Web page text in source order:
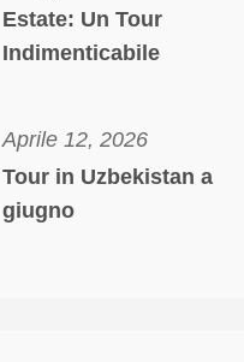
Estate: Un Tour
Indimenticabile
Aprile 12, 2026
Tour in Uzbekistan a
giugno